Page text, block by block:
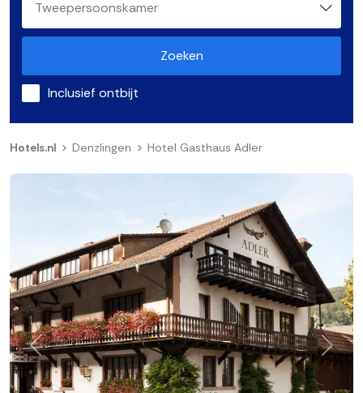
Zoeken
Inclusief ontbijt
Hotels.nl Denzlingen Hotel Gasthaus Adler